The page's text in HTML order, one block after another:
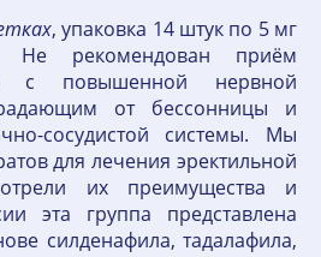
, упаковка 14 штук по 5 мг
рекомендован приём
с повышенной нервной
от бессонницы и
сосудистой системы. Мы
для лечения эректильной
их преимущества и
эта группа представлена
силденафила, тадалафила,